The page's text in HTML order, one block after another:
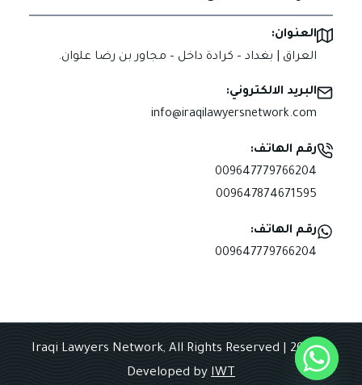
العنوان:
العراق | بغداد – كرادة داخل – مجاور بن رضا علوان.
البريد الالكتروني:
info@iraqilawyersnetwork.com
رقم الهاتف:
009647779766204
009647874671595
رقم الهاتف:
009647779766204
© 2025 Iraqi Lawyers Network, All Rights Reserved |
Developed by IWT